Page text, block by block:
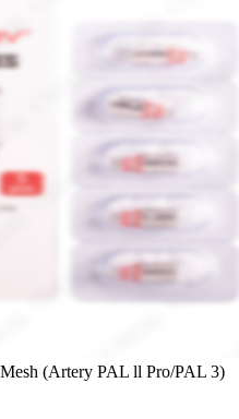
(Artery PAL ll Pro/PAL 3)